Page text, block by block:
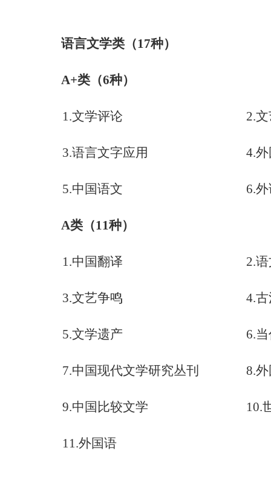
语言文学类（17种）
A+类（6种）
1.文学评论 2.
3.语言文字应用 4.
5.中国语文 6.
A类（11种）
1.中国翻译 2.
3.文艺争鸣 4.
5.文学遗产 6.
7.中国现代文学研究丛刊 8.
9.中国比较文学 10.
11.外国语